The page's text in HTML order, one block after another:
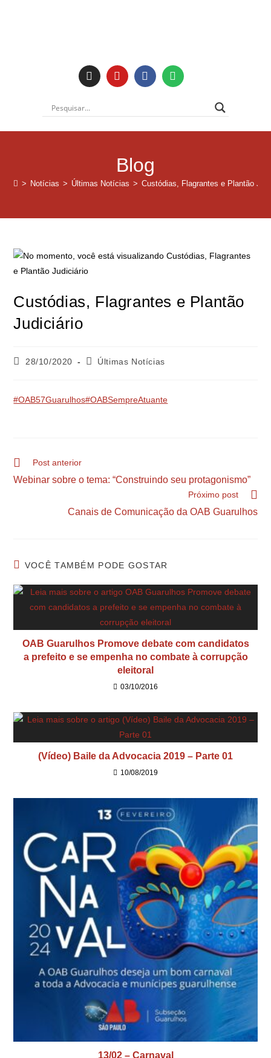
Blog
> Notícias > Últimas Notícias > Custódias, Flagrantes e Plantão
Custódias, Flagrantes e Plantão
Judiciário
28/10/2020 Últimas Notícias
#OAB57Guarulhos#OABSempreAtuante
Post anterior
Webinar sobre o tema: “Construindo seu protagonismo”
Próximo post
Canais de Comunicação da OAB Guarulhos
VOCÊ TAMBÉM PODE GOSTAR
OAB Guarulhos Promove debate com candidatos
a prefeito e se empenha no combate à corrupção
eleitoral
03/10/2016
(Vídeo) Baile da Advocacia 2019 – Parte 01
10/08/2019
13/02 – Carnaval